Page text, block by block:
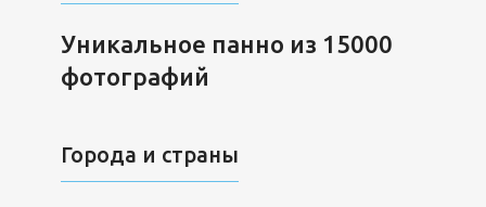
Уникальное панно из 15000
фотографий
Города и страны